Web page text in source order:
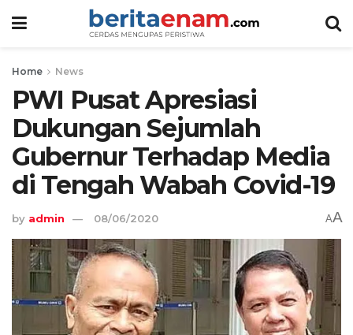
Home News
PWI Pusat Apresiasi
Dukungan Sejumlah
Gubernur Terhadap Media
di Tengah Wabah Covid-19
by admin 08/06/2020 AA